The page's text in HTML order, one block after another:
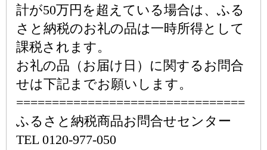
計が50万円を超えている場合は、ふる
さと納税のお礼の品は一時所得として
課税されます。
お礼の品（お届け日）に関するお問合
せは下記までお願いします。
================================
ふるさと納税商品お問合せセンター
TEL 0120-977-050